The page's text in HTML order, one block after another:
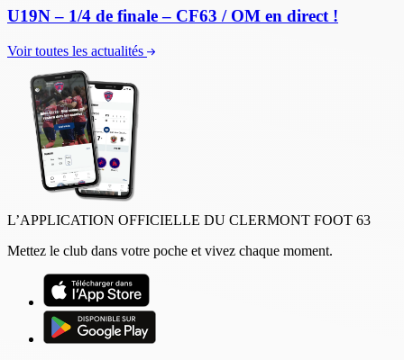
U19N – 1/4 de finale – CF63 / OM en direct !
Voir toutes les actualités
L’APPLICATION OFFICIELLE DU CLERMONT FOOT 63
Mettez le club dans votre poche et vivez chaque moment.